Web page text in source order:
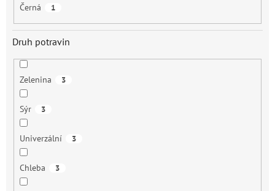
Černá 1
Druh potravin
Zelenina 3
Sýr 3
Univerzální 3
Chleba 3